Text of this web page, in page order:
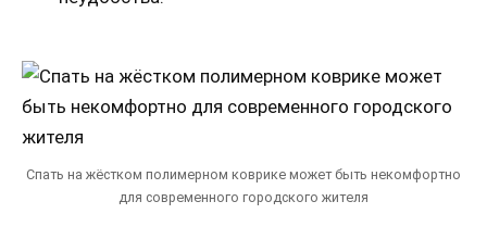
Спать на жёстком полимерном коврике может быть некомфортно
для современного городского жителя